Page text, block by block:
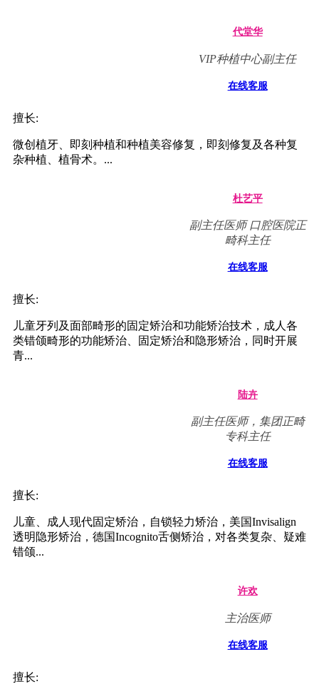
代堂华
VIP种植中心副主任
在线客服
擅长:
微创植牙、即刻种植和种植美容修复，即刻修复及各种复
杂种植、植骨术。...
杜艺平
副主任医师 口腔医院正
畸科主任
在线客服
擅长:
儿童牙列及面部畸形的固定矫治和功能矫治技术，成人各
类错颌畸形的功能矫治、固定矫治和隐形矫治，同时开展
青...
陆卉
副主任医师，集团正畸
专科主任
在线客服
擅长:
儿童、成人现代固定矫治，自锁轻力矫治，美国Invisalign
透明隐形矫治，德国Incognito舌侧矫治，对各类复杂、疑难
错颌...
许欢
主治医师
在线客服
擅长: